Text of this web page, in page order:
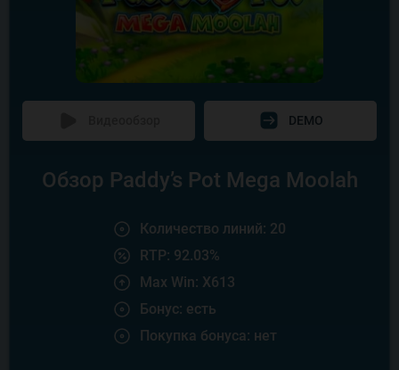
DEMO
Обзор Paddy’s Pot Mega Moolah
Количество линий: 20
RTP: 92.03%
Max Win: X613
Бонус: есть
Покупка бонуса: нет